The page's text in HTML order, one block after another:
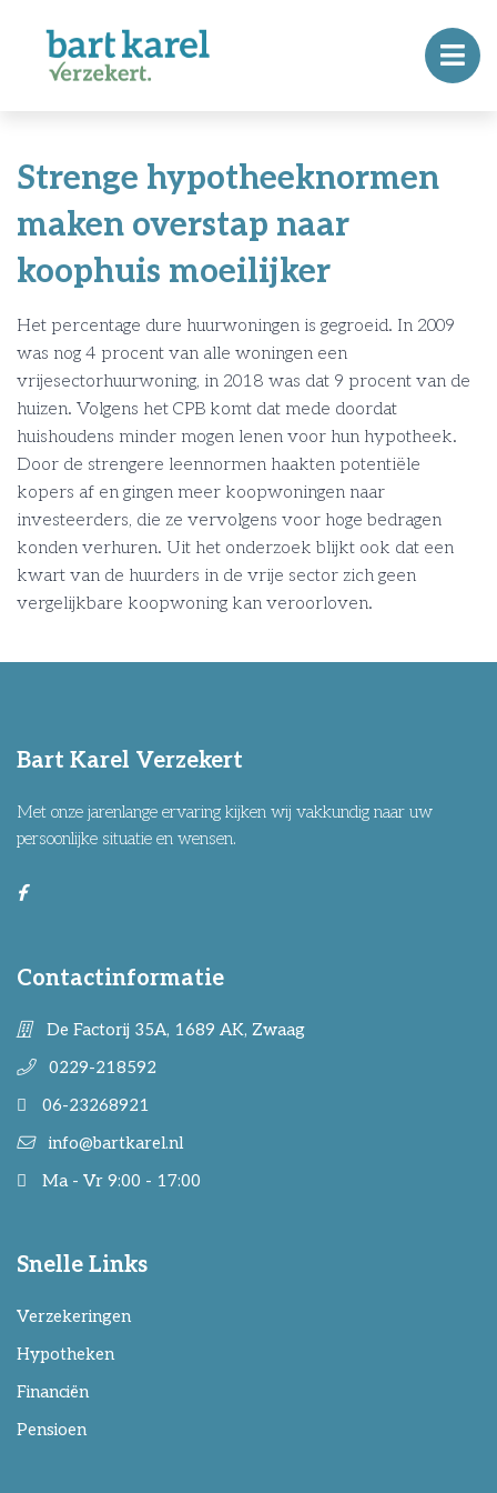
Strenge hypotheeknormen
maken overstap naar
koophuis moeilijker
Het percentage dure huurwoningen is gegroeid. In 2009
was nog 4 procent van alle woningen een
vrijesectorhuurwoning, in 2018 was dat 9 procent van de
huizen. Volgens het CPB komt dat mede doordat
huishoudens minder mogen lenen voor hun hypotheek.
Door de strengere leennormen haakten potentiële
kopers af en gingen meer koopwoningen naar
investeerders, die ze vervolgens voor hoge bedragen
konden verhuren. Uit het onderzoek blijkt ook dat een
kwart van de huurders in de vrije sector zich geen
vergelijkbare koopwoning kan veroorloven.
Bart Karel Verzekert
Met onze jarenlange ervaring kijken wij vakkundig naar uw
persoonlijke situatie en wensen.
Contactinformatie
De Factorij 35A, 1689 AK, Zwaag
0229-218592
06-23268921
info@bartkarel.nl
Ma - Vr 9:00 - 17:00
Snelle Links
Verzekeringen
Hypotheken
Financiën
Pensioen